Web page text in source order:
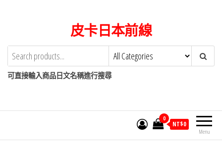
content
皮卡日本前線
可直接輸入商品日文名稱進行搜尋
Menu
0
NT$0